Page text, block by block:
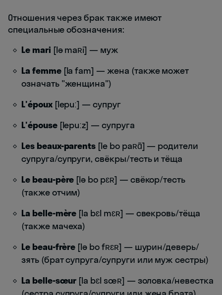
Отношения через брак также имеют
специальные обозначения:
Le mari [lə maʀi] — муж
La femme[la fam] — жена (также может
означать "женщина")
L'époux[lepuː] — супруг
L'épouse[lepuːz] — супруга
Les beaux-parents [le bo paʀɑ̃] — родители
супруга/супруги, свёкры/тесть и тёща
Le beau-père [lə bo pɛʀ] — свёкор/тесть
(также отчим)
La belle-mère [la bɛl mɛʀ] — свекровь/тёща
(также мачеха)
Le beau-frère [lə bo fʀɛʀ] — шурин/деверь/
зять (брат супруга/супруги или муж сестры)
La belle-sœur [la bɛl sœʀ] — золовка/невестка